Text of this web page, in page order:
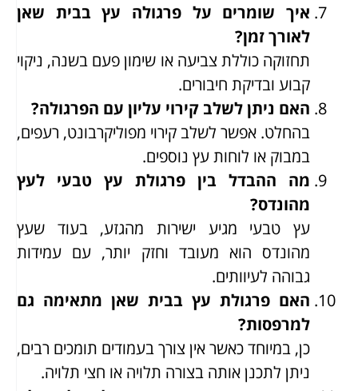
איך שומרים על פרגולה עץ בבית שאן
לאורך זמן?
תחזוקה כוללת צביעה או שימון פעם בשנה, ניקוי
קבוע ובדיקת חיבורים.
האם ניתן לשלב קירוי עליון עם הפרגולה?
בהחלט. אפשר לשלב קירוי מפוליקרבונט, רעפים,
במבוק או לוחות עץ נוספים.
מה ההבדל בין פרגולת עץ טבעי לעץ
מהונדס?
עץ טבעי מגיע ישירות מהגזע, בעוד שעץ
מהונדס הוא מעובד וחזק יותר, עם עמידות
גבוהה לעיוותים.
האם פרגולת עץ בבית שאן מתאימה גם
למרפסות?
כן, במיוחד כאשר אין צורך בעמודים תומכים רבים,
ניתן לתכנן אותה בצורה תלויה או חצי תלויה.